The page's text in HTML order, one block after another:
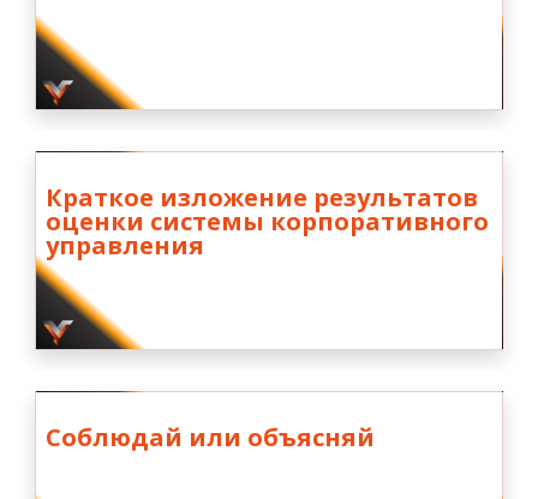
Краткое изложение результатов
оценки системы корпоративного
управления
Соблюдай или объясняй